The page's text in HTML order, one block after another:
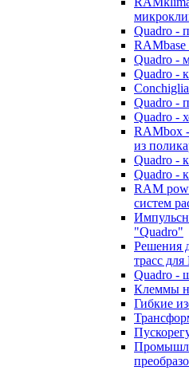
Quadro -
RAMbase
Quadro -
Quadro -
Quadro -
Quadro -
RAMbox
из
Quadro -
Quadro -
RAM
систем
"Quadro"
Решения
трасс
Quadro -
Клеммы
Гибкие